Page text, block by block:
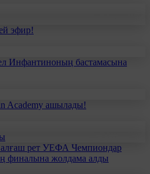
эфир!
Инфантиноның бастамасына
Academy ашылады!
алғаш рет УЕФА Чемпиондар
финалына жолдама алды